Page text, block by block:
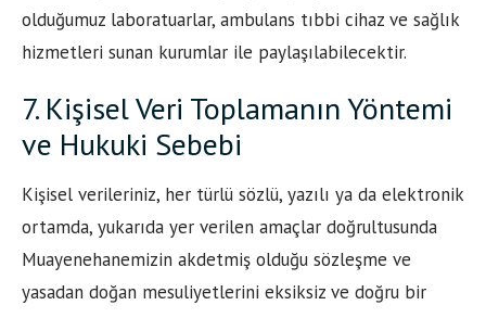
olduğumuz laboratuarlar, ambulans tıbbi cihaz ve sağlık
hizmetleri sunan kurumlar ile paylaşılabilecektir.
7. Kişisel Veri Toplamanın Yöntemi
ve Hukuki Sebebi
Kişisel verileriniz, her türlü sözlü, yazılı ya da elektronik
ortamda, yukarıda yer verilen amaçlar doğrultusunda
Muayenehanemizin akdetmiş olduğu sözleşme ve
yasadan doğan mesuliyetlerini eksiksiz ve doğru bir